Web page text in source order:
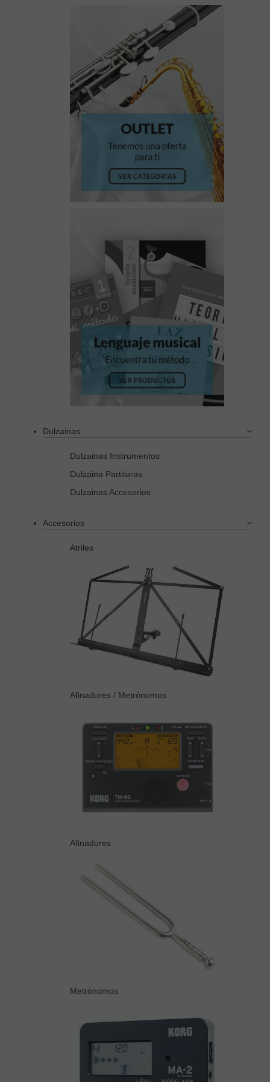
Dulzainas
Dulzainas Instrumentos
Dulzaina Partituras
Dulzainas Accesorios
Accesorios
Atriles
Afinadores / Metrónomos
Afinadores
Metrónomos